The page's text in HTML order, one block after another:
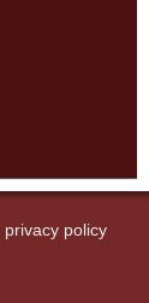
privacy policy